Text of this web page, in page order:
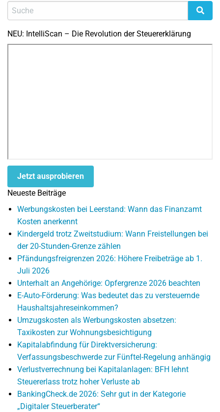
NEU: IntelliScan – Die Revolution der Steuererklärung
Jetzt ausprobieren
Neueste Beiträge
Werbungskosten bei Leerstand: Wann das Finanzamt
Kosten anerkennt
Kindergeld trotz Zweitstudium: Wann Freistellungen bei
der 20-Stunden-Grenze zählen
Pfändungsfreigrenzen 2026: Höhere Freibeträge ab 1.
Juli 2026
Unterhalt an Angehörige: Opfergrenze 2026 beachten
E-Auto-Förderung: Was bedeutet das zu versteuernde
Haushaltsjahreseinkommen?
Umzugskosten als Werbungskosten absetzen:
Taxikosten zur Wohnungsbesichtigung
Kapitalabfindung für Direktversicherung:
Verfassungsbeschwerde zur Fünftel-Regelung anhängig
Verlustverrechnung bei Kapitalanlagen: BFH lehnt
Steuererlass trotz hoher Verluste ab
BankingCheck.de 2026: Sehr gut in der Kategorie
„Digitaler Steuerberater“